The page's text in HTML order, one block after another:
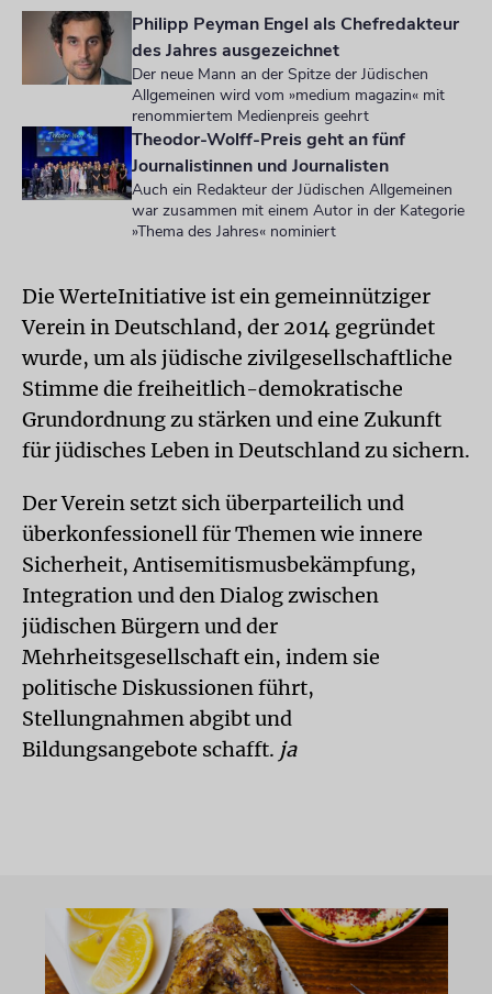
Philipp Peyman Engel als Chefredakteur
des Jahres ausgezeichnet
Der neue Mann an der Spitze der Jüdischen
Allgemeinen wird vom »medium magazin« mit
renommiertem Medienpreis geehrt
Theodor-Wolff-Preis geht an fünf
Journalistinnen und Journalisten
Auch ein Redakteur der Jüdischen Allgemeinen
war zusammen mit einem Autor in der Kategorie
»Thema des Jahres« nominiert
Die WerteInitiative ist ein gemeinnütziger
Verein in Deutschland, der 2014 gegründet
wurde, um als jüdische zivilgesellschaftliche
Stimme die freiheitlich-demokratische
Grundordnung zu stärken und eine Zukunft
für jüdisches Leben in Deutschland zu sichern.
Der Verein setzt sich überparteilich und
überkonfessionell für Themen wie innere
Sicherheit, Antisemitismusbekämpfung,
Integration und den Dialog zwischen
jüdischen Bürgern und der
Mehrheitsgesellschaft ein, indem sie
politische Diskussionen führt,
Stellungnahmen abgibt und
Bildungsangebote schafft. ja